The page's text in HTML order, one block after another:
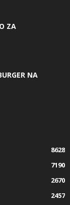
ZA
NA
8628
7190
2670
2457